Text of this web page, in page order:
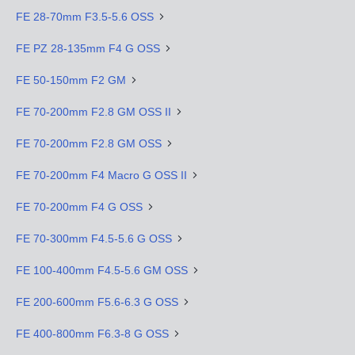
FE 28-70mm F3.5-5.6 OSS
FE PZ 28-135mm F4 G OSS
FE 50-150mm F2 GM
FE 70-200mm F2.8 GM OSS II
FE 70-200mm F2.8 GM OSS
FE 70-200mm F4 Macro G OSS II
FE 70-200mm F4 G OSS
FE 70-300mm F4.5-5.6 G OSS
FE 100-400mm F4.5-5.6 GM OSS
FE 200-600mm F5.6-6.3 G OSS
FE 400-800mm F6.3-8 G OSS